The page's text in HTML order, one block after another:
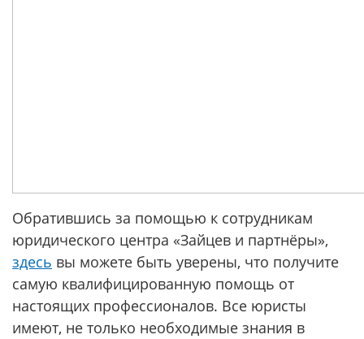
Обратившись за помощью к сотрудникам
юридического центра «Зайцев и партнёры»,
здесь вы можете быть уверены, что получите
самую квалифицированную помощь от
настоящих профессионалов. Все юристы
имеют, не только необходимые знания в